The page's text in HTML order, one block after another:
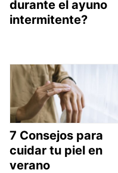
durante el ayuno
intermitente?
7 Consejos para
cuidar tu piel en
verano